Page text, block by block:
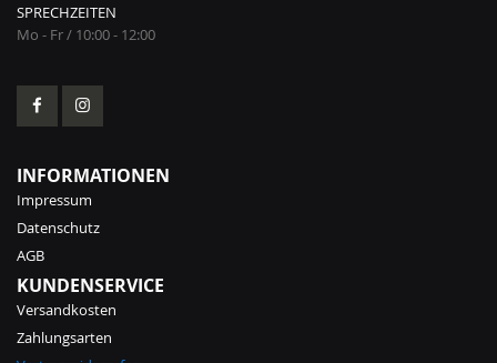
SPRECHZEITEN
Mo - Fr / 10:00 - 12:00
INFORMATIONEN
Impressum
Datenschutz
AGB
KUNDENSERVICE
Versandkosten
Zahlungsarten